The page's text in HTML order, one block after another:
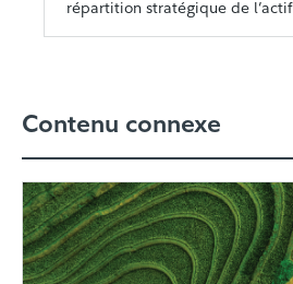
répartition stratégique de l’actif
Contenu connexe